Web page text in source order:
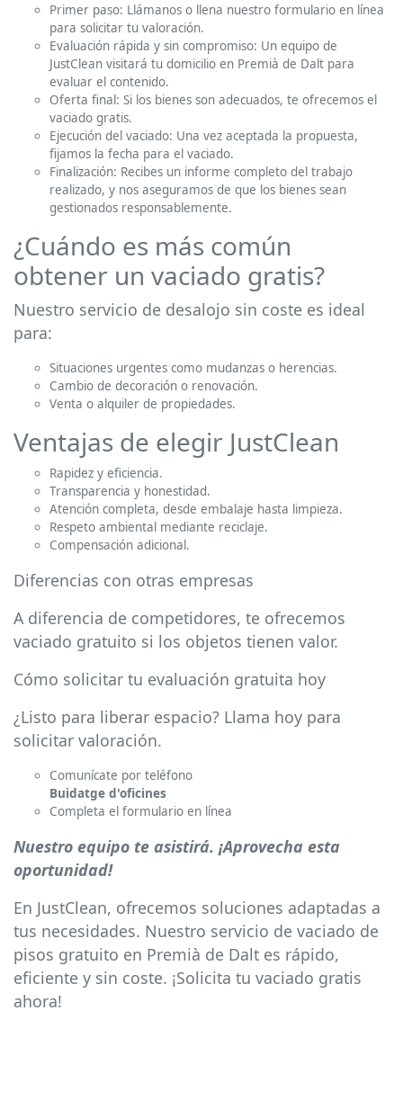
Primer paso: Llámanos o llena nuestro formulario en línea
para solicitar tu valoración.
Evaluación rápida y sin compromiso: Un equipo de
JustClean visitará tu domicilio en Premià de Dalt para
evaluar el contenido.
Oferta final: Si los bienes son adecuados, te ofrecemos el
vaciado gratis.
Ejecución del vaciado: Una vez aceptada la propuesta,
fijamos la fecha para el vaciado.
Finalización: Recibes un informe completo del trabajo
realizado, y nos aseguramos de que los bienes sean
gestionados responsablemente.
¿Cuándo es más común
obtener un vaciado gratis?
Nuestro servicio de desalojo sin coste es ideal
para:
Situaciones urgentes como mudanzas o herencias.
Cambio de decoración o renovación.
Venta o alquiler de propiedades.
Ventajas de elegir JustClean
Rapidez y eficiencia.
Transparencia y honestidad.
Atención completa, desde embalaje hasta limpieza.
Respeto ambiental mediante reciclaje.
Compensación adicional.
Diferencias con otras empresas
A diferencia de competidores, te ofrecemos
vaciado gratuito si los objetos tienen valor.
Cómo solicitar tu evaluación gratuita hoy
¿Listo para liberar espacio? Llama hoy para
solicitar valoración.
Comunícate por teléfono
Buidatge d'oficines
Completa el formulario en línea
Nuestro equipo te asistirá. ¡Aprovecha esta
oportunidad!
En JustClean, ofrecemos soluciones adaptadas a
tus necesidades. Nuestro servicio de vaciado de
pisos gratuito en Premià de Dalt es rápido,
eficiente y sin coste. ¡Solicita tu vaciado gratis
ahora!